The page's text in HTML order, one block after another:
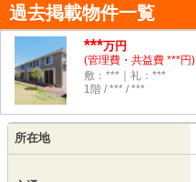
過去掲載物件一覧
***万円
(管理費・共益費 ***円)
敷：***｜礼：***
1階 / *** / ***
所在地